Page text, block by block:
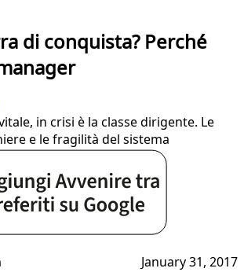
di conquista? Perché
in crisi è la classe dirigente. Le
e le fragilità del sistema
January 31, 2017